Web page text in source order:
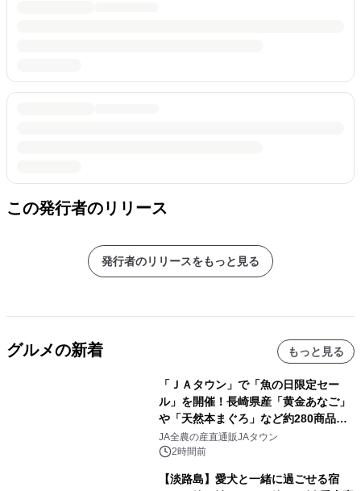
この発行者のリリース
発行者のリリースをもっと見る
グルメの新着 もっと見る
「ＪＡタウン」で「魚の日限定セー
ル」を開催！長崎県産「黄金あなご」
や「天然本まぐろ」など約280商品を
販売！～毎月１０日の定例企画～
JA全農の産直通販JAタウン
2時間前
【淡路島】愛犬と一緒に過ごせる宿